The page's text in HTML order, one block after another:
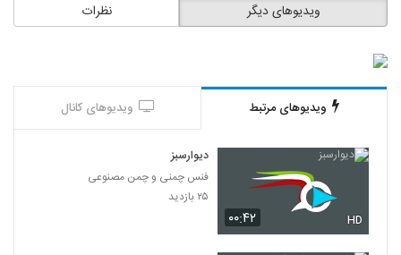
نظرات ویدیوهای دیگر
ویدیوهای مرتبط ویدیوهای کانال
۰۰:۴۲ HD
دیوارسبز
فنس چمنی و چمن مصنوعی
۲۵ بازدید